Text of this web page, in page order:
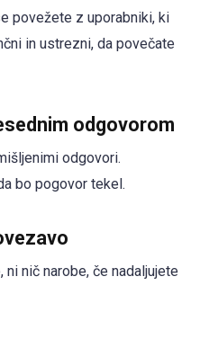
povežete z uporabniki, ki
in ustrezni, da povečate
odgovorom
odgovori.
bo pogovor tekel.
nič narobe, če nadaljujete